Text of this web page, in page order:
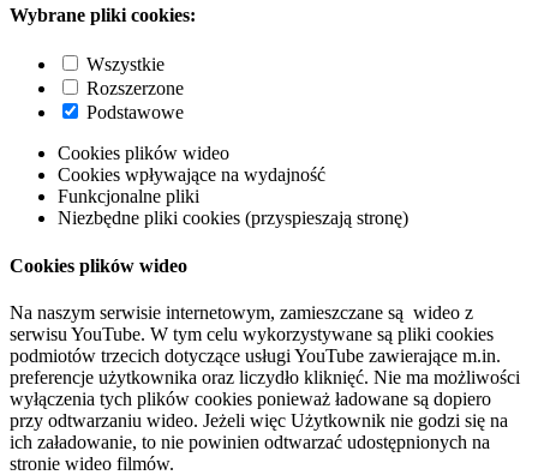
Wybrane pliki cookies:
Wszystkie
Rozszerzone
Podstawowe
Cookies plików wideo
Cookies wpływające na wydajność
Funkcjonalne pliki
Niezbędne pliki cookies (przyspieszają stronę)
Cookies plików wideo
Na naszym serwisie internetowym, zamieszczane są wideo z
serwisu YouTube. W tym celu wykorzystywane są pliki cookies
podmiotów trzecich dotyczące usługi YouTube zawierające m.in.
preferencje użytkownika oraz liczydło kliknięć. Nie ma możliwości
wyłączenia tych plików cookies ponieważ ładowane są dopiero
przy odtwarzaniu wideo. Jeżeli więc Użytkownik nie godzi się na
ich załadowanie, to nie powinien odtwarzać udostępnionych na
stronie wideo filmów.